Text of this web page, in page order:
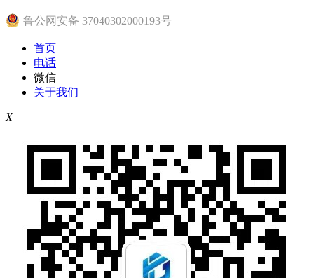
鲁公网安备 37040302000193号
首页
电话
微信
关于我们
X